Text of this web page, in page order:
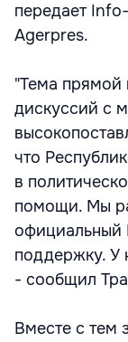
передает
Agerpres.
"Тема прямой
дискуссий с
что
в
помощи. Мы
официальный
поддержку. У
- сообщил
Вместе с тем